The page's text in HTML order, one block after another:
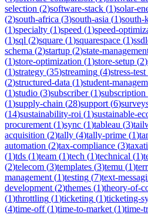
selection (2)software-stack (1)solar-
(2)south-africa (3)south-asia (1)south-
(1)specialty (1)speed (1)speed-
(1)sql (2)square (1)squarespace (1)
schema (2)startup (2)state-
(1)store-optimization (1)store-setup (2)
(1)strategy (35)streaming (4)stress-test
(2)structured-data (1)student-
(1)studio (3)subscriber(1)subscription
(1)supply-chain (28)support (6)
(14)sustainability-roi (1)sustainable-
procurement (1)sync (1)tableau (3)
acquisition (2)tally (4)tally-prime (1)
automation (2)tax-compliance (3)
(1)tds (1)team (1)tech (1)technical (1)
(2)telecom (3)templates (3)temu (1)
management (1)testing (7)text-
development (2)themes (1)theory-of-
(1)throttling (1)ticketing (1)ticketing-
(4)time-off(1)time-to-market (1)time-